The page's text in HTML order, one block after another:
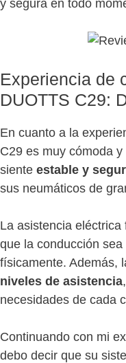
y segura en todo
Experiencia de
DUOTTS C29:
En cuanto a la
C29 es muy cómoda
siente estable y
sus neumáticos de
La asistencia
que la conducción
físicamente. Además,
niveles de asistencia
necesidades de cada
Continuando con mi
debo decir que su